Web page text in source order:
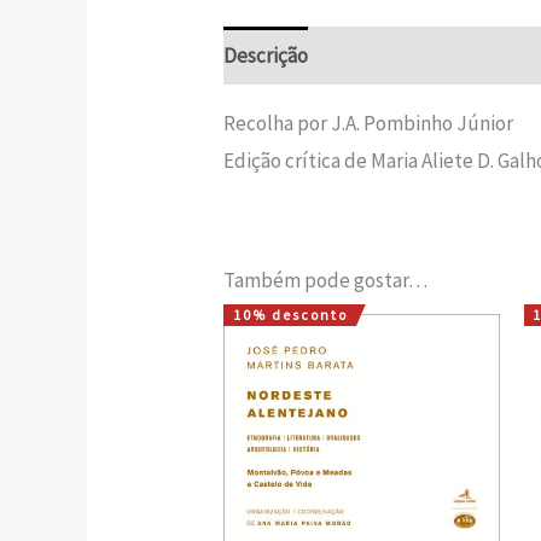
Descrição
Recolha por J.A. Pombinho Júnior
Edição crítica de Maria Aliete D.
Também pode gostar…
10% desconto
O
preço
original
era:
15,00 €.
O
atual
13,50 €.